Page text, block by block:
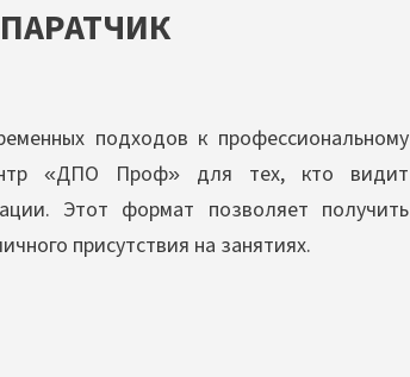
подходов к профессиональному
«ДПО Проф» для тех, кто видит
Этот формат позволяет получить
присутствия на занятиях.